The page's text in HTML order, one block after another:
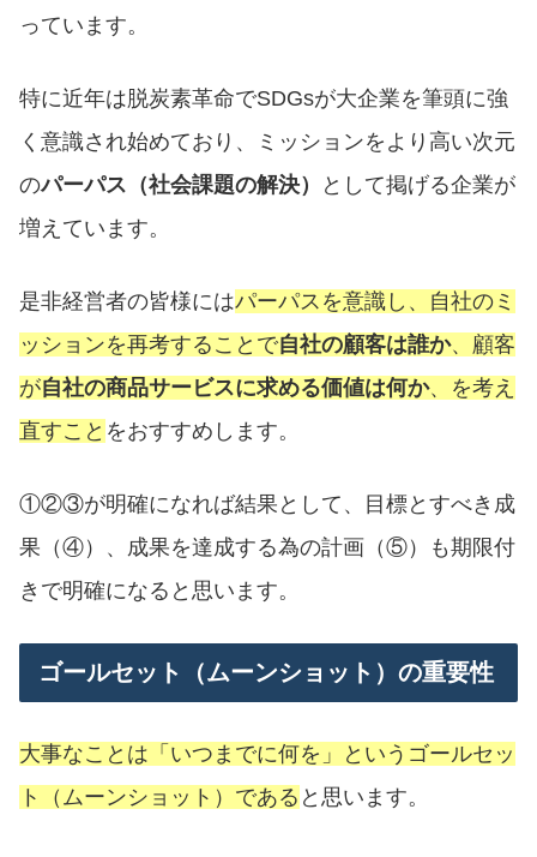
っています。
特に近年は脱炭素革命でSDGsが大企業を筆頭に強
く意識され始めており、ミッションをより高い次元
のパーパス（社会課題の解決）
として掲げる企業が
増えています。
是非経営者の皆様にはパーパスを意識し、自社のミ
ッションを再考することで自社の顧客は誰か、顧客
が自社の商品サービスに求める価値は何か、を考え
直すこと をおすすめします。
①②③が明確になれば結果として、目標とすべき成
果（④）、成果を達成する為の計画（⑤）も期限付
きで明確になると思います。
ゴールセット（ムーンショット）の重要性
大事なことは「いつまでに何を」というゴールセッ
ト（ムーンショット）である と思います。